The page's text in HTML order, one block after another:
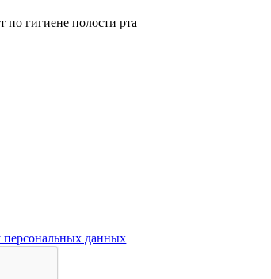
по гигиене полости рта
персональных данных